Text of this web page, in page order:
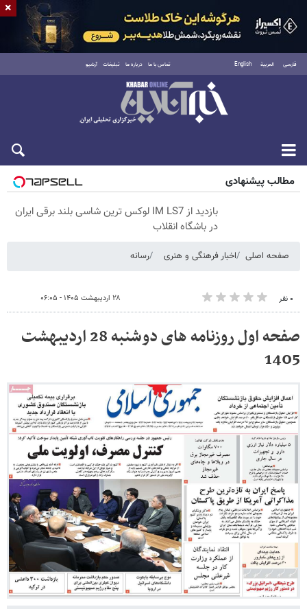
فارسی العربية English تماس با ما درباره ما تبلیغات آرشیو
پنجشنبه ۱۵ مرداد ۱۴۰۵
مطالب پیشنهادی
بازدید از IM LS7 لوکس ترین شاسی بلند برقی ایران
در باشگاه انقلاب
صفحه اصلی اخبار فرهنگی و هنری رسانه
۰ نفر ۲۸ اردیبهشت ۱۴۰۵ - ۰۶:۰۵
صفحه اول روزنامه های دوشنبه 28 اردیبهشت
1405
×